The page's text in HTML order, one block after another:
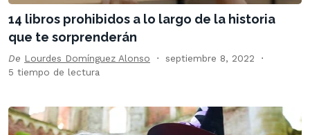
14 libros prohibidos a lo largo de la historia
que te sorprenderán
De Lourdes Domínguez Alonso
septiembre 8, 2022
5 tiempo de lectura